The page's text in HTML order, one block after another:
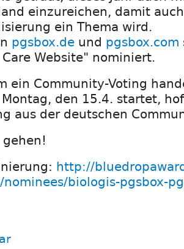
einzureichen, damit
ein Thema wird.
pgsbox.de und pgsbox.com
Website" nominiert.
ein Community-Voting
den 15.4. startet,
aus der deutschen
http://
nominees/biologis-pgsbox-